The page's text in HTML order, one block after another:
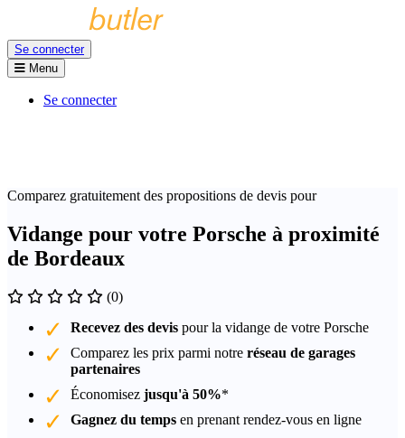
Se connecter
Menu
Se connecter
Comparez gratuitement des propositions de devis pour
Vidange pour votre Porsche à proximité
de Bordeaux
(0)
Recevez des devis pour la vidange de votre Porsche
Comparez les prix parmi notre réseau de garages
partenaires
Économisez jusqu'à 50%*
Gagnez du temps en prenant rendez-vous en ligne